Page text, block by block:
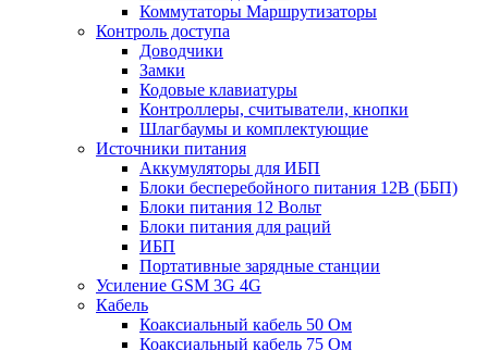
Коммутаторы Маршрутизаторы
Контроль доступа
Доводчики
Замки
Кодовые клавиатуры
Контроллеры, считыватели, кнопки
Шлагбаумы и комплектующие
Источники питания
Аккумуляторы для ИБП
Блоки бесперебойного питания 12В (ББП)
Блоки питания 12 Вольт
Блоки питания для раций
ИБП
Портативные зарядные станции
Усиление GSM 3G 4G
Кабель
Коаксиальный кабель 50 Ом
Коаксиальный кабель 75 Ом